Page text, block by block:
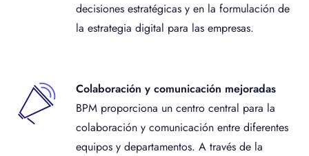
decisiones estratégicas y en la formulación de
la estrategia digital para las empresas.
Colaboración y comunicación mejoradas
BPM proporciona un centro central para la
colaboración y comunicación entre diferentes
equipos y departamentos. A través de la